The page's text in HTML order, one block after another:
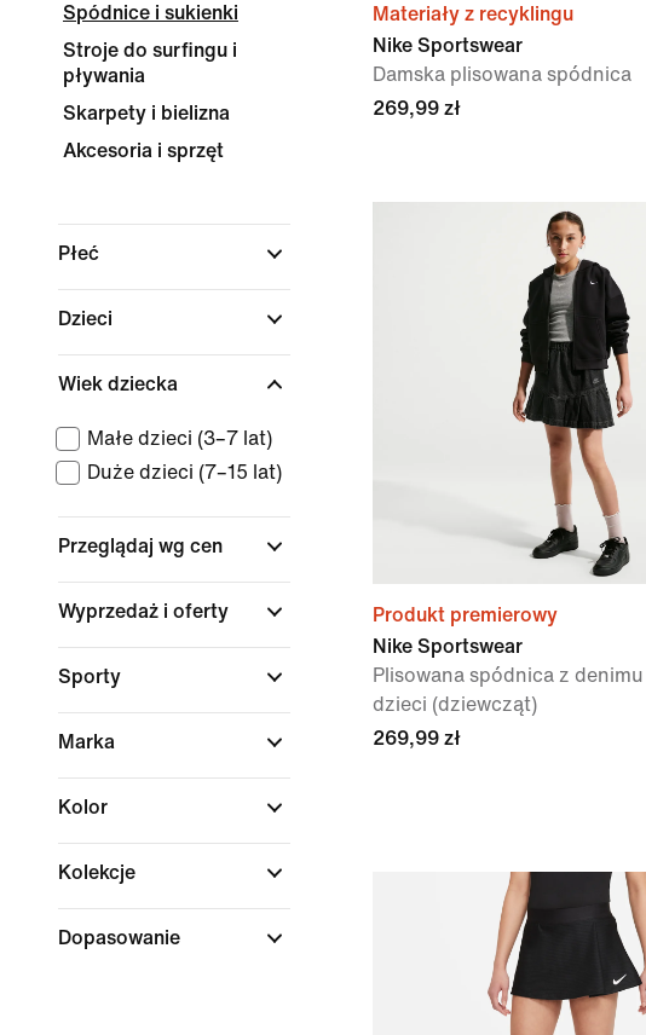
Spódnice i sukienki
Stroje do surfingu i
pływania
Skarpety i bielizna
Akcesoria i sprzęt
Płeć
Dzieci
Wiek dziecka
Małe dzieci (3–7 lat)
Duże dzieci (7–15 lat)
Przeglądaj wg cen
Wyprzedaż i oferty
Sporty
Marka
Kolor
Kolekcje
Dopasowanie
Materiały z recyklingu
Nike Sportswear
Damska plisowana spódnica
269,99 zł
Produkt premierowy
Nike Sportswear
Plisowana spódnica z
dzieci (dziewcząt)
269,99 zł